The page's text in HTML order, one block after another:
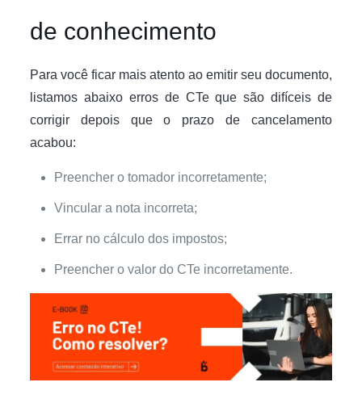
de conhecimento
Para você ficar mais atento ao emitir seu documento,
listamos abaixo erros de CTe que são difíceis de
corrigir depois que o prazo de cancelamento
acabou:
Preencher o tomador incorretamente;
Vincular a nota incorreta;
Errar no cálculo dos impostos;
Preencher o valor do CTe incorretamente.